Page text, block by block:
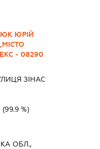
ЮРІЙ
- 08290
ЗІНАС
(99.9 %)
ОБЛ.,